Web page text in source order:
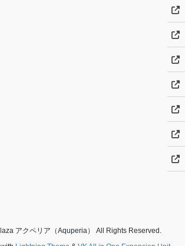
アクペリア（Aquperia） All Rights Reserved.